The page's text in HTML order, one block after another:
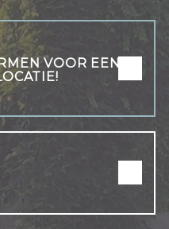
VOOR EEN